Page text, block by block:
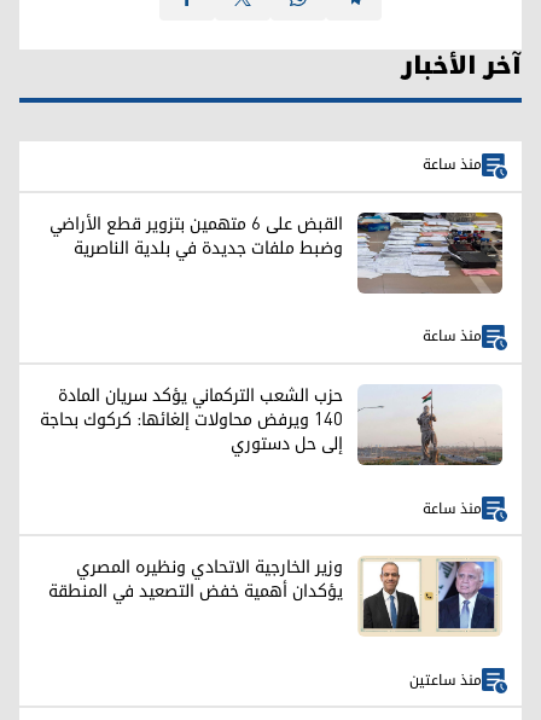
آخر الأخبار
منذ ساعة
القبض على 6 متهمين بتزوير قطع الأراضي
وضبط ملفات جديدة في بلدية الناصرية
منذ ساعة
حزب الشعب التركماني يؤكد سريان المادة
140 ويرفض محاولات إلغائها: كركوك بحاجة
إلى حل دستوري
منذ ساعة
وزير الخارجية الاتحادي ونظيره المصري
يؤكدان أهمية خفض التصعيد في المنطقة
منذ ساعتين